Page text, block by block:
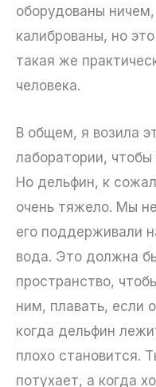
оборудованы
калиброваны, но
такая же
человека.
В общем, я возила
лаборатории, чтобы
Но дельфин, к
очень тяжело. Мы
его поддерживали
вода. Это должна
пространство,
ним, плавать, если
когда дельфин
плохо становится.
потухает, а когда